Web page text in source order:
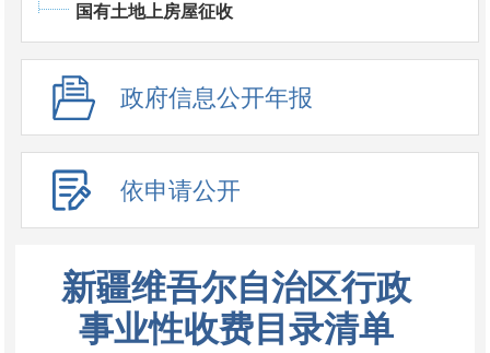
国有土地上房屋征收
政府信息公开年报
依申请公开
新疆维吾尔自治区行政
事业性收费目录清单